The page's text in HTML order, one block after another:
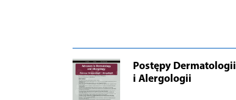
Postępy Dermatologii
i Alergologii